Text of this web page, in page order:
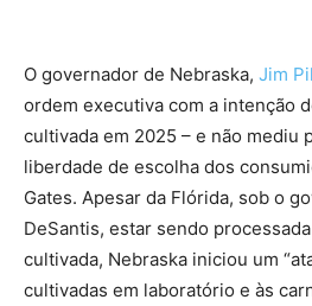
O governador de Nebraska, Jim
ordem executiva com a intenção
cultivada em 2025 – e não mediu
liberdade de escolha dos
Gates. Apesar da Flórida, sob o
DeSantis, estar sendo
cultivada, Nebraska iniciou um
cultivadas em laboratório e às